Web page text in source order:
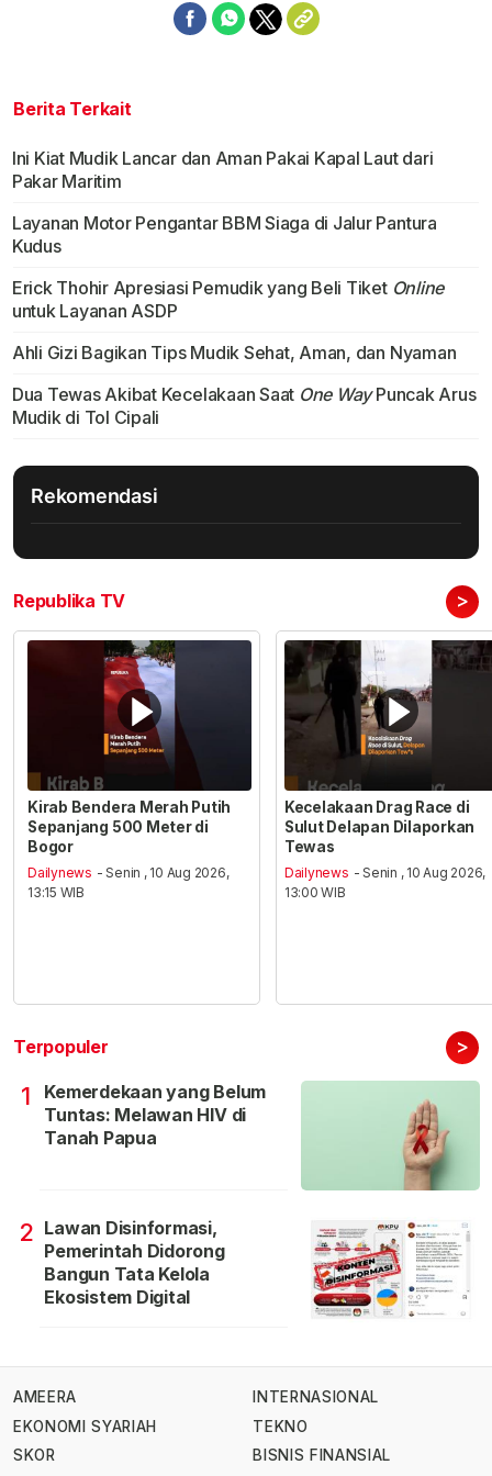
Berita Terkait
Ini Kiat Mudik Lancar dan Aman Pakai Kapal Laut dari
Pakar Maritim
Layanan Motor Pengantar BBM Siaga di Jalur Pantura
Kudus
Erick Thohir Apresiasi Pemudik yang Beli Tiket Online
untuk Layanan ASDP
Ahli Gizi Bagikan Tips Mudik Sehat, Aman, dan Nyaman
Dua Tewas Akibat Kecelakaan Saat One WayPuncak Arus
Mudik di Tol Cipali
Rekomendasi
Republika TV >
Kirab Bendera Merah Putih
Sepanjang 500 Meter di
Bogor
Dailynews - Senin , 10 Aug 2026,
13:15 WIB
Kecelakaan Drag Race di
Sulut Delapan Dilaporkan
Tewas
Dailynews - Senin , 10 Aug 2026,
13:00 WIB
Terpopuler >
1
Kemerdekaan yang Belum
Tuntas: Melawan HIV di
Tanah Papua
2 Lawan Disinformasi,
Pemerintah Didorong
Bangun Tata Kelola
Ekosistem Digital
AMEERA
EKONOMI SYARIAH
SKOR
INTERNASIONAL
TEKNO
BISNIS FINANSIAL